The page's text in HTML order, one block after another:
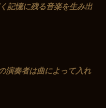
記憶に残る音楽を生み出
の演奏者は曲によって入れ